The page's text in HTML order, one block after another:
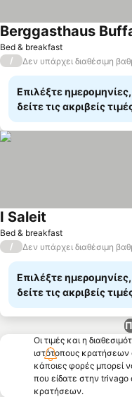
Bed & breakfast
Berggasthaus
/ Δεν υπάρχει διαθέσιμη
Επιλέξτε
δείτε τις ακριβείς
Bed & breakfast
I Saleit
/ Δεν υπάρχει διαθέσιμη
Επιλέξτε
δείτε τις ακριβείς
Οι τιμές και η
ιστότοπους κρατήσεων
κάποιες φορές μπορεί
που είδατε στην trivago
κρατήσεων.